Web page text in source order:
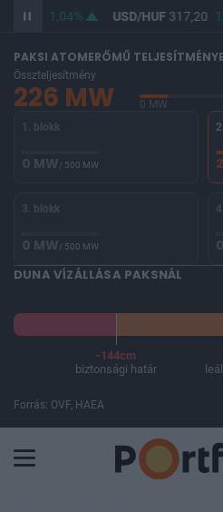
1,04% USD/HUF317,20
PAKSI ATOMERŐMŰ TELJESÍTMÉNYE
Összteljesítmény
226 MW 0 MW
1. blokk
0 MW/ 500 MW
3. blokk
0 MW/ 500 MW
DUNA VÍZÁLLÁSA PAKSNÁL
-144cm
biztonsági határ
Forrás: OVF, HAEA